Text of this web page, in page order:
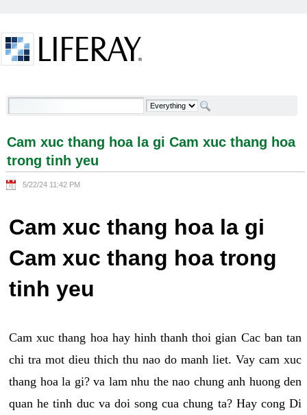
Cam xuc thang hoa la gi Cam xuc thang hoa trong
Cam xuc thang hoa la gi Cam xuc thang hoa
trong tinh yeu
5/22/24 11:42 PM
Cam xuc thang hoa la gi
Cam xuc thang hoa trong
tinh yeu
Cam xuc thang hoa hay hinh thanh thoi gian Cac ban tan
chi tra mot dieu thich thu nao do manh liet. Vay cam xuc
thang hoa la gi? va lam nhu the nao chung anh huong den
quan he tinh duc va doi song cua chung ta? Hay cong Di